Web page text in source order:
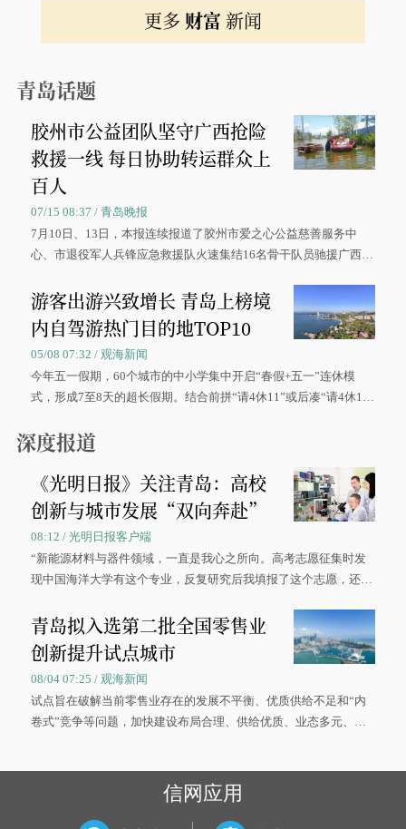
更多 财富 新闻
青岛话题
胶州市公益团队坚守广西抢险
救援一线 每日协助转运群众上
百人
07/15 08:37 / 青岛晚报
7月10日、13日，本报连续报道了胶州市爱之心公益慈善服务中
心、市退役军人兵锋应急救援队火速集结16名骨干队员驰援广西灾
游客出游兴致增长 青岛上榜境
内自驾游热门目的地TOP10
05/08 07:32 / 观海新闻
今年五一假期，60个城市的中小学集中开启“春假+五一”连休模
式，形成7至8天的超长假期。结合前拼“请4休11”或后凑“请4休1
深度报道
《光明日报》关注青岛：高校
创新与城市发展“双向奔赴”
08:12 / 光明日报客户端
“新能源材料与器件领域，一直是我心之所向。高考志愿征集时发
现中国海洋大学有这个专业，反复研究后我填报了这个志愿，还真
大学材料科学与工程学院材料类专业的录取通知书。
青岛拟入选第二批全国零售业
创新提升试点城市
08/04 07:25 / 观海新闻
试点旨在破解当前零售业存在的发展不平衡、优质供给不足和“内
卷式”竞争等问题，加快建设布局合理、供给优质、业态多元、智
信网应用